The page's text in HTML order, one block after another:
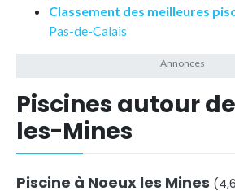
Classement des meilleures
Pas-de-Calais
Piscines autour
les-Mines
Piscine à Noeux les Mines